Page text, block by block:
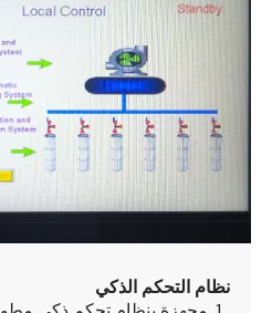
نظام التحكم الذكي